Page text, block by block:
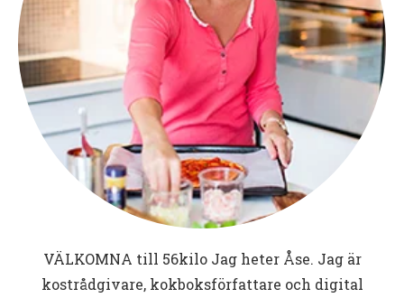
VÄLKOMNA till 56kiloJag heter Åse. Jag är
kostrådgivare, kokboksförfattare och digital